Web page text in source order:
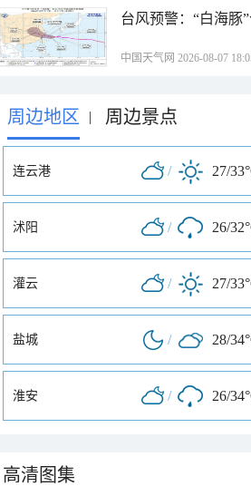
台风预警：“白海豚
中国天气网 2026-08-07
周边地区 | 周边景点
连云港 / 27/
沭阳 / 26/
灌云 / 27/
盐城 / 28/
淮安 / 26/
高清图集